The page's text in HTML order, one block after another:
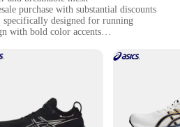
purchase with substantial discounts
designed for running
with bold color accents
construction with superior cushioning and
baskets de sport are designed to
intense workouts. The lightweight
support features ensure that your feet